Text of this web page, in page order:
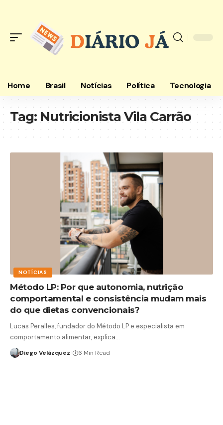
Home Brasil Notícias Política Tecnologia
Tag: Nutricionista Vila Carrão
NOTÍCIAS
Método LP: Por que autonomia, nutrição
comportamental e consistência mudam mais
do que dietas convencionais?
Lucas Peralles, fundador do Método LP e especialista em
comportamento alimentar, explica…
Diego Velázquez 6 Min Read